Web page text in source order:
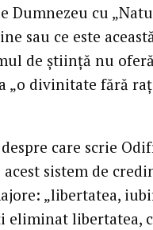
cu
sau ce este
de ştiinţă nu
„o divinitate fără
care scrie
sistem de
„libertatea,
eliminat libertatea,